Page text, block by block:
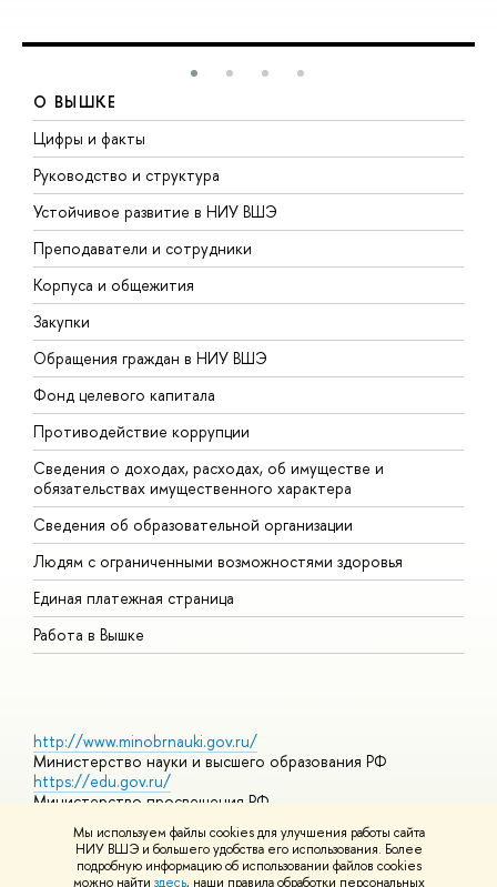
Мы используем файлы cookies для улучшения работы сайта
НИУ ВШЭ и большего удобства его использования. Более
подробную информацию об использовании файлов cookies
можно найти здесь, наши правила обработки персональных
О ВЫШКЕ
Цифры и факты
Руководство и структура
Устойчивое развитие в НИУ ВШЭ
Преподаватели и сотрудники
Корпуса и общежития
Закупки
Обращения граждан в НИУ ВШЭ
Фонд целевого капитала
Противодействие коррупции
Сведения о доходах, расходах, об имуществе и
обязательствах имущественного характера
Сведения об образовательной организации
Людям с ограниченными возможностями здоровья
Единая платежная страница
Работа в Вышке
http://www.minobrnauki.gov.ru/
Министерство науки и высшего образования РФ
https://edu.gov.ru/
Министерство просвещения РФ
https://elearning.hse.ru/mooc
Массовые открытые онлайн-курсы